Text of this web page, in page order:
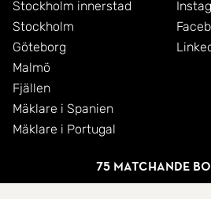
75 matchande
Stockholm innerstad
Stockholm
Göteborg
Malmö
Fjällen
Mäklare i Spanien
Mäklare i Portugal
© 2026 SkandiaMäklarna AB